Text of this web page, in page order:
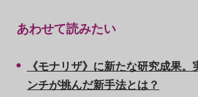
あわせて読みたい
《モナリザ》に新たな研究成果
ンチが挑んだ新手法とは？